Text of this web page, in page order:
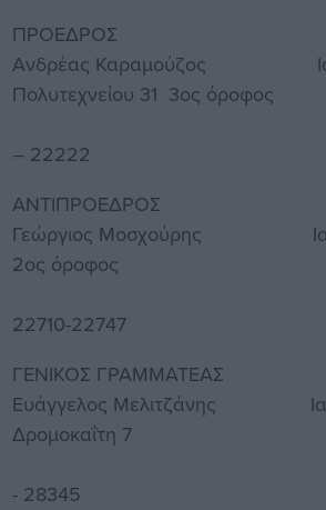
ΠΡΟΕΔΡΟΣ
Ανδρέας Καραμούζος
Πολυτεχνείου 31 3ος όροφος
Τηλέφωνο:
– 22222
ΑΝΤΙΠΡΟΕΔΡΟΣ
Γεώργιος Μοσχούρης
2ος όροφος
22710-22747
ΓΕΝΙΚΟΣ ΓΡΑΜΜΑΤΕΑΣ
Ευάγγελος Μελιτζάνης
Δρομοκαΐτη 7
Τηλέφωνο:
- 28345